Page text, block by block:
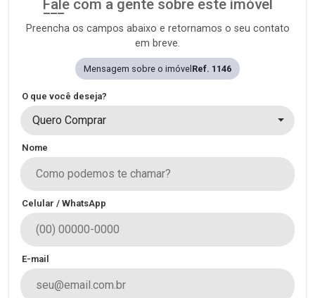
Fale com a gente sobre este imóvel
Preencha os campos abaixo e retornamos o seu contato
em breve.
Mensagem sobre o imóvel Ref. 1146
O que você deseja?
Quero Comprar
Nome
Celular / WhatsApp
E-mail